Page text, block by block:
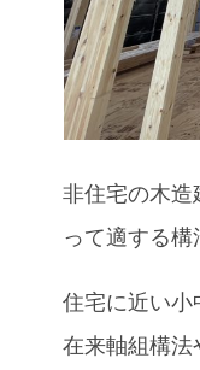
非住宅の木
って適する構
住宅に近い
在来軸組構